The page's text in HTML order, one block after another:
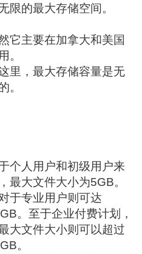
限的最大存储空间。
它主要在加拿大和美国
。
里，最大存储容量是无
。
个人用户和初级用户来
最大文件大小为5GB。
于专业用户则可达
。至于企业付费计划，
大文件大小则可以超过
。